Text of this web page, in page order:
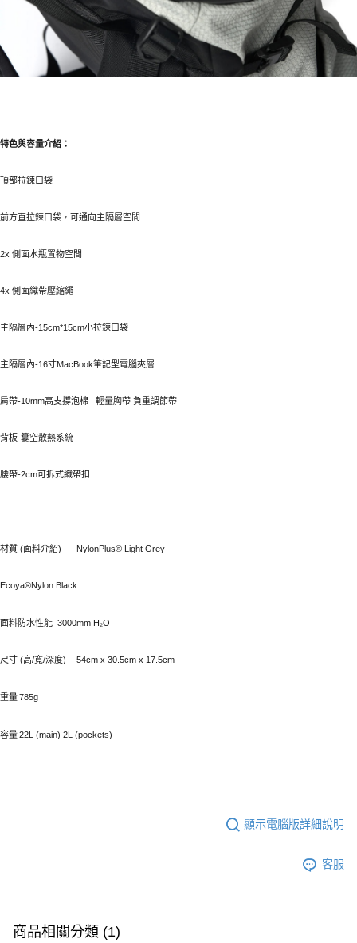
特色與容量介紹：
頂部拉鍊口袋
前方直拉鍊口袋，可通向主隔層空間
2x 側面水瓶置物空間
4x 側面織帶壓縮繩
主隔層內-15cm*15cm小拉鍊口袋
主隔層內-16寸MacBook筆記型電腦夾層
肩帶-10mm高支撐泡棉 輕量胸帶 負重調節帶
背板-簍空散熱系統
腰帶-2cm可拆式織帶扣
材質 (面料介紹) NylonPlus® Light Grey
Ecoya®Nylon Black
面料防水性能 3000mm H₂O
尺寸 (高/寬/深度) 54cm x 30.5cm x 17.5cm
重量785g
容量22L (main) 2L (pockets)
顯示電腦版詳細說明
客服
商品相關分類 (1)